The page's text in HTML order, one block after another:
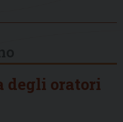
degli oratori